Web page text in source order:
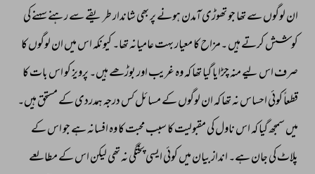
ان لوگوں سے تھا جو تھوڑی آمدن ہونے پر بھی شاندار طریقے سے رہنے سہنے کی
کوشش کرتے ہیں ۔مزاح کا معیار بہت عامیانہ تھا۔ کیونکہ اس میں ان لوگوں کا
صرف اس لیے منہ چڑایا گیا تھا کہ وہ غریب اور بوڑھے ہیں۔ پرویز کو اس بات کا
قطعاً کوئی احساس نہ تھا کہ ان لوگوں کے مسائل کس درجہ ہمدردی کے مستحق ہیں۔
میں سمجھ گیا کہ اس ناول کی مقبولیت کا سبب محبت کا وہ افسانہ ہے جو اس کے
پلاٹ کی جان ہے۔ انداز بیان میں کوئی ایسی پختگی نہ تھی لیکن اس کے مطالعے